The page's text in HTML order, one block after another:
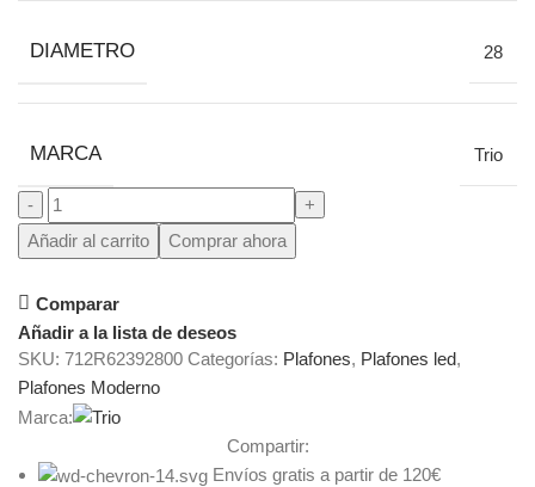
DIAMETRO 28
MARCA Trio
Añadir al carrito Comprar ahora
Comparar
Añadir a la lista de deseos
SKU: 712R62392800 Categorías: Plafones, Plafones led,
Plafones Moderno
Marca:
Compartir:
Envíos gratis a partir de 120€